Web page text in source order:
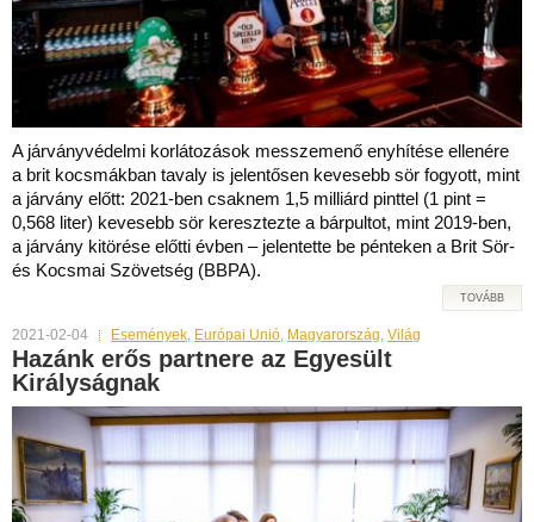
A járványvédelmi korlátozások messzemenő enyhítése ellenére
a brit kocsmákban tavaly is jelentősen kevesebb sör fogyott, mint
a járvány előtt: 2021-ben csaknem 1,5 milliárd pinttel (1 pint =
0,568 liter) kevesebb sör keresztezte a bárpultot, mint 2019-ben,
a járvány kitörése előtti évben – jelentette be pénteken a Brit Sör-
és Kocsmai Szövetség (BBPA).
TOVÁBB
2021-02-04 Események Európai Unió Magyarország Világ
Hazánk erős partnere az Egyesült
Királyságnak